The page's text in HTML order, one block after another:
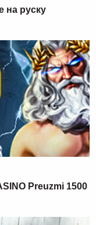
на руску
Preuzmi 1500